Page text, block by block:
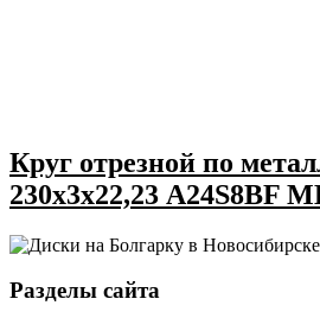
Круг отрезной по
230х3х22,23 A24S8BF
Разделы сайта